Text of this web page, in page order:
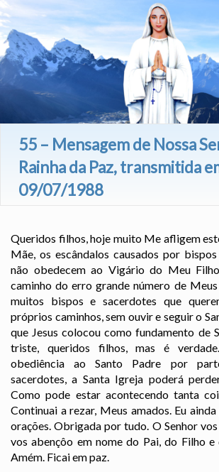
55 – Mensagem de Nossa
Rainha da Paz, transmitida
09/07/1988
Queridos filhos, hoje muito Me afligem
Mãe, os escândalos causados por
não obedecem ao Vigário do Meu
caminho do erro grande número de
muitos bispos e sacerdotes que
próprios caminhos, sem ouvir e seguir o
que Jesus colocou como fundamento de
triste, queridos filhos, mas é
obediência ao Santo Padre por
sacerdotes, a Santa Igreja poderá
Como pode estar acontecendo tanta
Continuai a rezar, Meus amados. Eu
orações. Obrigada por tudo. O Senhor
vos abençôo em nome do Pai, do Filho
Amém. Ficai em paz.